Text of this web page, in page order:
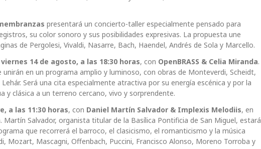
presentará un concierto-taller especialmente pensado para
su color sonoro y sus posibilidades expresivas. La propuesta une
de Pergolesi, Vivaldi, Nasarre, Bach, Haendel, Andrés de Sola y Marcello.
viernes 14 de agosto, a las 18:30 horas, con OpenBRASS & Celia Miranda.
en un programa amplio y luminoso, con obras de Monteverdi, Scheidt,
Será una cita especialmente atractiva por su energía escénica y por la
y clásica a un terreno cercano, vivo y sorprendente.
a las 11:30 horas, con Daniel Martín Salvador & Implexis Melodiis, en
Salvador, organista titular de la Basílica Pontificia de San Miguel, estará
que recorrerá el barroco, el clasicismo, el romanticismo y la música
Mozart, Mascagni, Offenbach, Puccini, Francisco Alonso, Moreno Torroba y